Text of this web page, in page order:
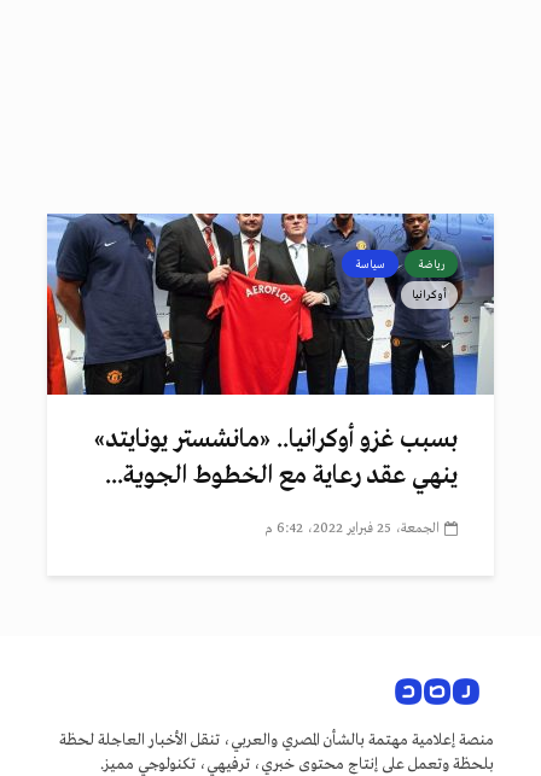
رياضة سياسة
أوكرانيا
بسبب غزو أوكرانيا.. «مانشستر يونايتد»
ينهي عقد رعاية مع الخطوط الجوية...
الجمعة، 25 فبراير 2022، 6:42 م
منصة إعلامية مهتمة بالشأن المصري والعربي، تنقل الأخبار العاجلة لحظة
بلحظة وتعمل على إنتاج محتوى خبري، ترفيهي، تكنولوجي مميز.